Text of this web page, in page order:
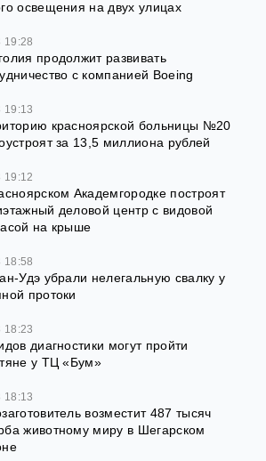
освещения на двух улицах
19:28
продолжит развивать
с компанией Boeing
19:13
красноярской больницы №20
за 13,5 миллиона рублей
19:12
Академгородке построят
деловой центр с видовой
на крыше
18:58
Удэ убрали нелегальную свалку у
протоки
18:23
диагностики могут пройти
у ТЦ «Бум»
18:13
возместит 487 тысяч
животному миру в Шегарском